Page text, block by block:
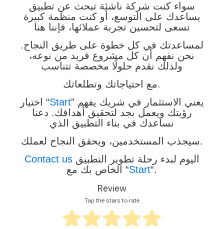
سواء كنت شركة ناشئة تبحث عن تطبيق
يساعدك على التوسع، أو كنت منظمة كبيرة
تسعى لتحسين تجربة عملائها، فإننا هنا
لمساعدتك في كل خطوة على طريق النجاح.
نحن نفهم أن كل مشروع فريد من نوعه،
ولذلك نقدم حلولًا مخصصة تتناسب
مع احتياجاتك وتطلعاتك.
اختيار “Start” يعني الاستثمار في شريك يفهم
رؤيتك ويعمل بجد لتحقيق أهدافك. دعنا
نساعدك في بناء التطبيق الذي
سيجذب المستخدمين، ويحقق النجاح لعملك.
Contact usاليوم لبدء رحلة تطوير التطبيق
الخاص بك مع “Start“.
Review
Tap the stars to rate